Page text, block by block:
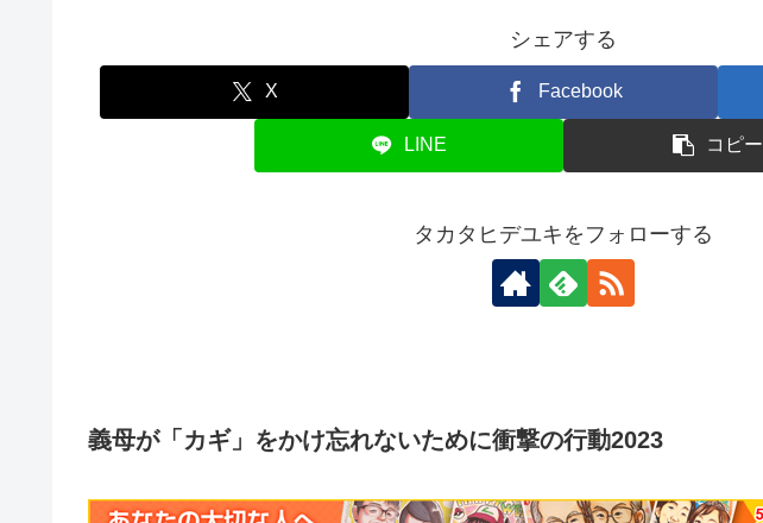
シェアする
X Facebook
LINE コピー
タカタヒデユキをフォローする
義母が「カギ」をかけ忘れないために衝撃の行動2023